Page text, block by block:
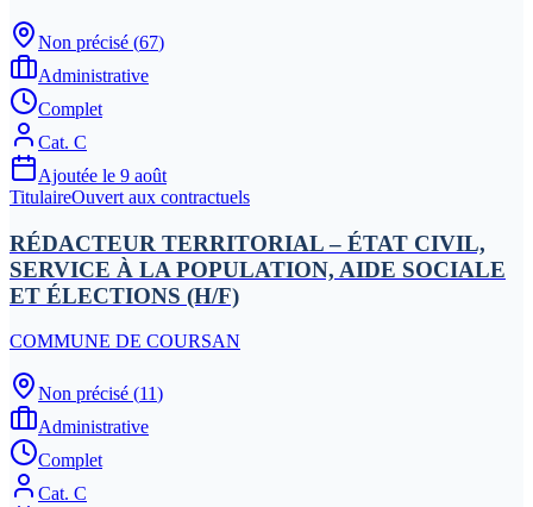
Non précisé (67)
Administrative
Complet
Cat. C
Ajoutée le 9 août
TitulaireOuvert aux contractuels
RÉDACTEUR TERRITORIAL – ÉTAT CIVIL,
SERVICE À LA POPULATION, AIDE SOCIALE
ET ÉLECTIONS (H/F)
COMMUNE DE COURSAN
Non précisé (11)
Administrative
Complet
Cat. C